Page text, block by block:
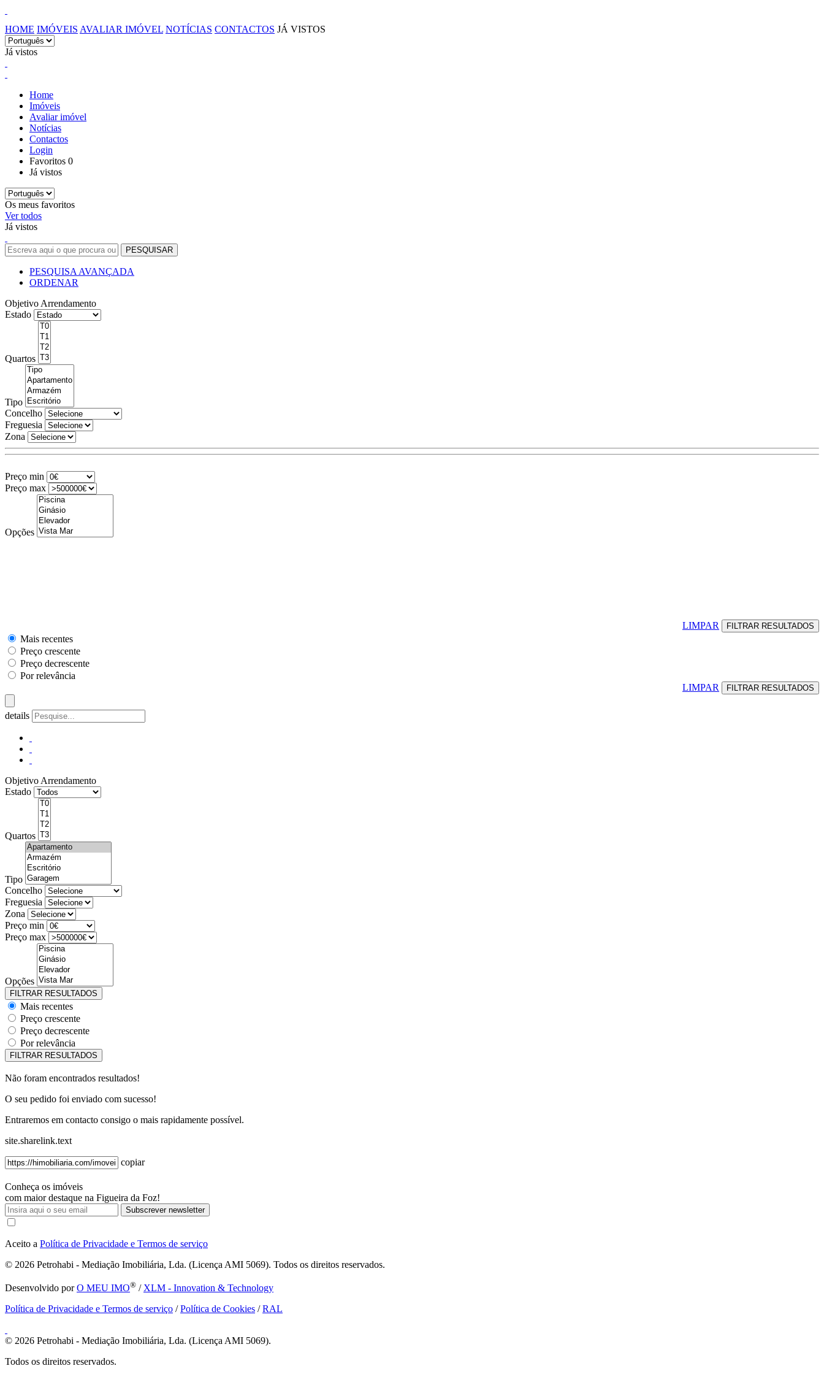
HOME IMÓVEIS AVALIAR IMÓVEL NOTÍCIAS CONTACTOS JÁ VISTOS
Já vistos
Home
Imóveis
Avaliar imóvel
Notícias
Contactos
Login
Favoritos 0
Já vistos
Os meus favoritos
Ver todos
Já vistos
PESQUISA AVANÇADA
ORDENAR
Objetivo Arrendamento
Estado
Quartos
Tipo
Concelho
Freguesia
Zona
Preço min
Preço max
Opções
LIMPAR
Mais recentes
Preço crescente
Preço decrescente
Por relevância
LIMPAR
details
Objetivo Arrendamento
Estado
Quartos
Tipo
Concelho
Freguesia
Zona
Preço min
Preço max
Opções
Mais recentes
Preço crescente
Preço decrescente
Por relevância
Não foram encontrados resultados!
O seu pedido foi enviado com sucesso!
Entraremos em contacto consigo o mais rapidamente possível.
site.sharelink.text
copiar
Conheça os imóveis
com maior destaque na Figueira da Foz!
Subscrever newsletter
Aceito a Política de Privacidade e Termos de serviço
© 2026 Petrohabi - Mediação Imobiliária, Lda. (Licença AMI 5069). Todos os direitos reservados.
Desenvolvido porO MEU IMO® / XLM - Innovation & Technology
Política de Privacidade e Termos de serviço /Política de Cookies /RAL
© 2026 Petrohabi - Mediação Imobiliária, Lda. (Licença AMI 5069).
Todos os direitos reservados.